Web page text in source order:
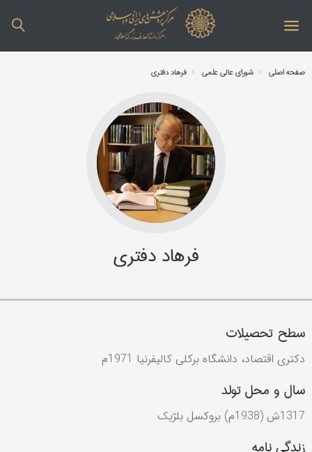
صفحه اصلی شورای عالی علمی فرهاد دفتری
فرهاد دفتری
سطح تحصیلات
دکتری اقتصاد، دانشگاه برکلی کاليفرنيا 1971م
سال و محل تولد
1317ش (1938م) بروکسل بلژيک